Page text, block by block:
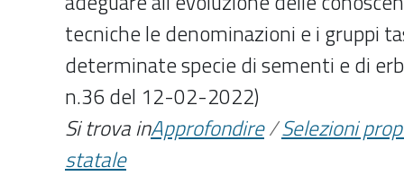
tecniche le denominazioni e i gruppi
determinate specie di sementi e di
n.36 del 12-02-2022)
Si trova inApprofondire/Selezioni
statale